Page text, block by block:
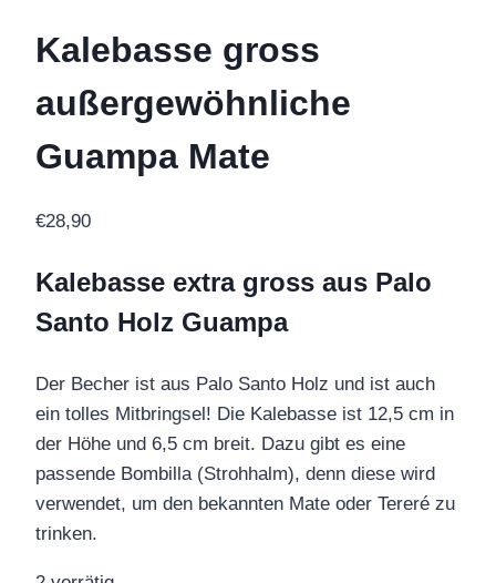
Kalebasse gross
außergewöhnliche
Guampa Mate
€28,90
Kalebasse extra gross aus Palo
Santo Holz Guampa
Der Becher ist aus Palo Santo Holz und ist auch
ein tolles Mitbringsel! Die Kalebasse ist 12,5 cm in
der Höhe und 6,5 cm breit. Dazu gibt es eine
passende Bombilla (Strohhalm), denn diese wird
verwendet, um den bekannten Mate oder Tereré zu
trinken.